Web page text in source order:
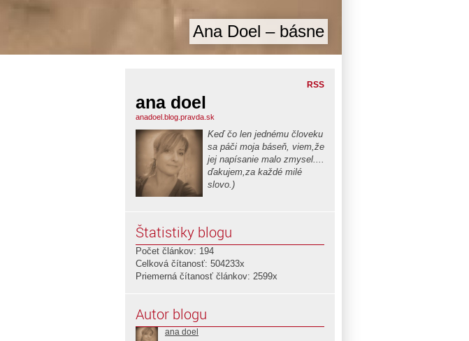
Ana Doel – básne
RSS
ana doel
anadoel.blog.pravda.sk
Keď čo len jednému človeku
sa páči moja báseň, viem,že
jej napísanie malo zmysel....
ďakujem,za každé milé
slovo.)
Štatistiky blogu
Počet článkov: 194
Celková čítanosť: 504233x
Priemerná čítanosť článkov: 2599x
Autor blogu
ana doel